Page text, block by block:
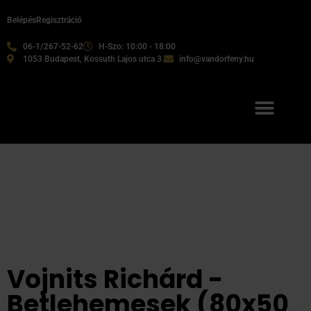
06-1/267-52-62
H-Szo: 10:00 - 18:00
1053 Budapest, Kossuth Lajos utca 3.
info@vandorfeny.hu
BelépésRegisztráció
Vojnits Richárd -